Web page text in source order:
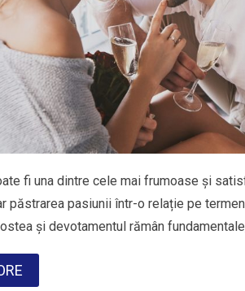
fi una dintre cele mai frumoase și
păstrarea pasiunii într-o relație pe
și devotamentul rămân